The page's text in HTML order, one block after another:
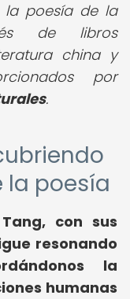
la poesía de la
de libros
china y
por
.
la poesía
con sus
resonando
la
humanas